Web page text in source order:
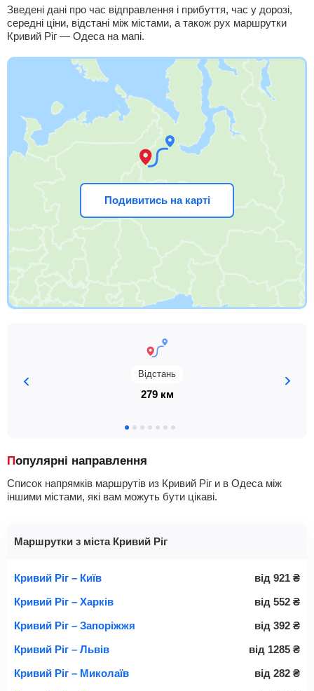
Зведені дані про час відправлення і прибуття, час у дорозі,
середні ціни, відстані між містами, а також рух маршрутки
Кривий Ріг — Одеса на мапі.
Подивитись на карті
Відстань
279 км
Популярні направлення
Список напрямків маршрутів из Кривий Ріг и в Одеса між
іншими містами, які вам можуть бути цікаві.
Маршрутки з міста Кривий Ріг
Кривий Ріг – Київ від 921 ₴
Кривий Ріг – Харків
від 552 ₴
Кривий Ріг – Запоріжжя
від 392 ₴
Кривий Ріг – Львів
від 1285 ₴
Кривий Ріг – Миколаїв
від 282 ₴